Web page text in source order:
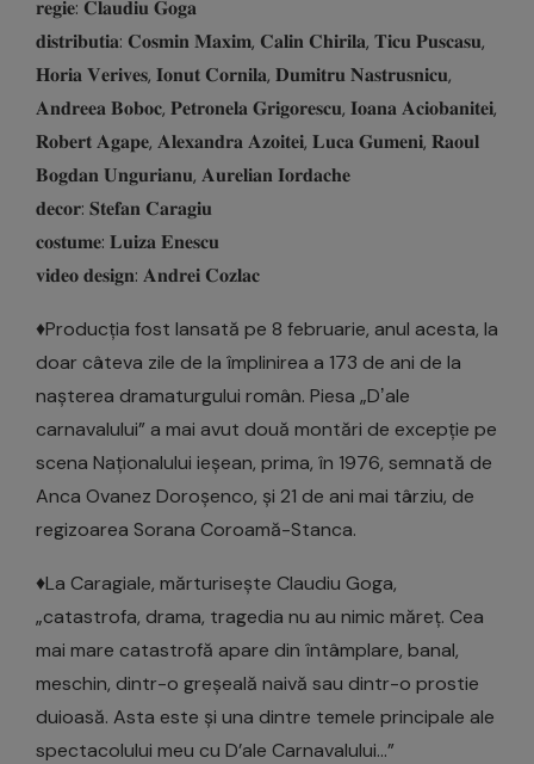
𝐫𝐞𝐠𝐢𝐞: 𝐂𝐥𝐚𝐮𝐝𝐢𝐮 𝐆𝐨𝐠𝐚
𝐝𝐢𝐬𝐭𝐫𝐢𝐛𝐮𝐭𝐢𝐚: 𝐂𝐨𝐬𝐦𝐢𝐧 𝐌𝐚𝐱𝐢𝐦, 𝐂𝐚𝐥𝐢𝐧 𝐂𝐡𝐢𝐫𝐢𝐥𝐚, 𝐓𝐢𝐜𝐮 𝐏𝐮𝐬𝐜𝐚𝐬𝐮,
𝐇𝐨𝐫𝐢𝐚 𝐕𝐞𝐫𝐢𝐯𝐞𝐬, 𝐈𝐨𝐧𝐮𝐭 𝐂𝐨𝐫𝐧𝐢𝐥𝐚, 𝐃𝐮𝐦𝐢𝐭𝐫𝐮 𝐍𝐚𝐬𝐭𝐫𝐮𝐬𝐧𝐢𝐜𝐮,
𝐀𝐧𝐝𝐫𝐞𝐞𝐚 𝐁𝐨𝐛𝐨𝐜, 𝐏𝐞𝐭𝐫𝐨𝐧𝐞𝐥𝐚 𝐆𝐫𝐢𝐠𝐨𝐫𝐞𝐬𝐜𝐮, 𝐈𝐨𝐚𝐧𝐚 𝐀𝐜𝐢𝐨𝐛𝐚𝐧𝐢𝐭𝐞𝐢,
𝐑𝐨𝐛𝐞𝐫𝐭 𝐀𝐠𝐚𝐩𝐞, 𝐀𝐥𝐞𝐱𝐚𝐧𝐝𝐫𝐚 𝐀𝐳𝐨𝐢𝐭𝐞𝐢, 𝐋𝐮𝐜𝐚 𝐆𝐮𝐦𝐞𝐧𝐢, 𝐑𝐚𝐨𝐮𝐥
𝐁𝐨𝐠𝐝𝐚𝐧 𝐔𝐧𝐠𝐮𝐫𝐢𝐚𝐧𝐮, 𝐀𝐮𝐫𝐞𝐥𝐢𝐚𝐧 𝐈𝐨𝐫𝐝𝐚𝐜𝐡𝐞
𝐝𝐞𝐜𝐨𝐫: 𝐒𝐭𝐞𝐟𝐚𝐧 𝐂𝐚𝐫𝐚𝐠𝐢𝐮
𝐜𝐨𝐬𝐭𝐮𝐦𝐞: 𝐋𝐮𝐢𝐳𝐚 𝐄𝐧𝐞𝐬𝐜𝐮
𝐯𝐢𝐝𝐞𝐨 𝐝𝐞𝐬𝐢𝐠𝐧: 𝐀𝐧𝐝𝐫𝐞𝐢 𝐂𝐨𝐳𝐥𝐚𝐜
♦Producția fost lansată pe 8 februarie, anul acesta, la
doar câteva zile de la împlinirea a 173 de ani de la
nașterea dramaturgului român. Piesa „Dʼale
carnavalului” a mai avut două montări de excepție pe
scena Naționalului ieșean, prima, în 1976, semnată de
Anca Ovanez Doroșenco, și 21 de ani mai târziu, de
regizoarea Sorana Coroamă-Stanca.
♦La Caragiale, mărturisește Claudiu Goga,
„catastrofa, drama, tragedia nu au nimic măreț. Cea
mai mare catastrofă apare din întâmplare, banal,
meschin, dintr-o greșeală naivă sau dintr-o prostie
duioasă. Asta este și una dintre temele principale ale
spectacolului meu cu D’ale Carnavalului…”